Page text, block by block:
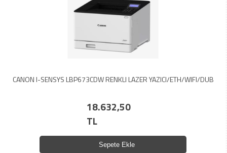
CANON I-SENSYS LBP673CDW RENKLI LAZER YAZICI/ETH/WIFI/DUB
18.632,50
TL
Sepete Ekle